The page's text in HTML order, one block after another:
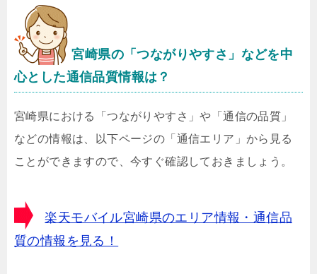
宮崎県の「つながりやすさ」などを中
心とした通信品質情報は？
宮崎県における「つながりやすさ」や「通信の品質」
などの情報は、以下ページの「通信エリア」から見る
ことができますので、今すぐ確認しておきましょう。
楽天モバイル宮崎県のエリア情報・通信品
質の情報を見る！